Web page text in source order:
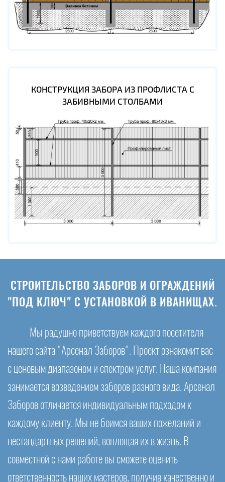
КОНСТРУКЦИЯ ЗАБОРА ИЗ ПРОФЛИСТА С
ЗАБИВНЫМИ СТОЛБАМИ
СТРОИТЕЛЬСТВО ЗАБОРОВ И ОГРАЖДЕНИЙ
"ПОД КЛЮЧ" С УСТАНОВКОЙ В ИВАНИЩАХ.
Мы радушно приветствуем каждого посетителя
нашего сайта "Арсенал Заборов". Проект ознакомит вас
с ценовым диапазоном и спектром услуг. Наша компания
занимается возведением заборов разного вида. Арсенал
Заборов отличается индивидуальным подходом к
каждому клиенту. Мы не боимся ваших пожеланий и
нестандартных решений, воплощая их в жизнь. В
совместной с нами работе вы сможете оценить
ответственность наших мастеров, получив качественно и